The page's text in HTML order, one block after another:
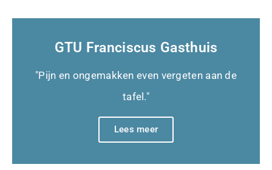
GTU Franciscus Gasthuis
"Pijn en ongemakken even vergeten aan de
tafel."
Lees meer